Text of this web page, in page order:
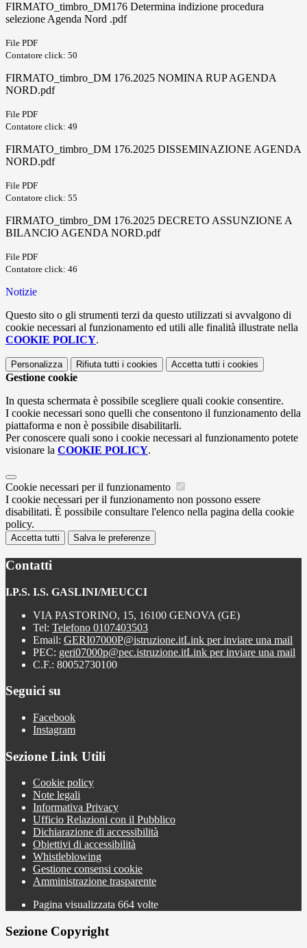
FIRMATO_timbro_DM176 Determina indizione procedura
selezione Agenda Nord .pdf
File PDF
Contatore click: 50
FIRMATO_timbro_DM 176.2025 NOMINA RUP AGENDA
NORD.pdf
File PDF
Contatore click: 49
FIRMATO_timbro_DM 176.2025 DISSEMINAZIONE AGENDA
NORD.pdf
File PDF
Contatore click: 55
FIRMATO_timbro_DM 176.2025 DECRETO ASSUNZIONE A
BILANCIO AGENDA NORD.pdf
File PDF
Contatore click: 46
Notizie
Questo sito o gli strumenti terzi da questo utilizzati si avvalgono di
cookie necessari al funzionamento ed utili alle finalità illustrate nella
COOKIE POLICY.
Personalizza Rifiuta tutti i cookies Accetta tutti i cookies
Gestione cookie
In questa schermata è possibile scegliere quali cookie consentire.
I cookie necessari sono quelli che consentono il funzionamento della
piattaforma e non è possibile disabilitarli.
Per conoscere quali sono i cookie necessari al funzionamento potete
visionare la COOKIE POLICY.
Cookie necessari per il funzionamento
I cookie necessari per il funzionamento non possono essere
disabilitati. È possibile consultare l'elenco nella pagina della cookie
policy.
Accetta tutti Salva le preferenze
Contatti
I.P.S. I.S. GASLINI/MEUCCI
VIA PASTORINO, 15, 16100 GENOVA (GE)
Tel: Telefono 0107403503
Email: GERI07000P@istruzione.itLink per inviare una mail
PEC: geri07000p@pec.istruzione.itLink per inviare una mail
C.F.: 80052730100
Seguici su
Facebook
Instagram
Sezione Link Utili
Cookie policy
Note legali
Informativa Privacy
Ufficio Relazioni con il Pubblico
Dichiarazione di accessibilità
Obiettivi di accessibilità
Whistleblowing
Gestione consensi cookie
Amministrazione trasparente
Pagina visualizzata 664 volte
Sezione Copyright